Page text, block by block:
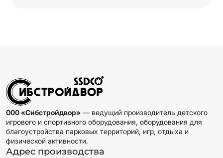
000 «Сибстройдвор» — ведущий производитель детского
игрового и спортивного оборудования, оборудования для
благоустройства парковых территорий, игр, отдыха и
физической активности.
Адрес производства